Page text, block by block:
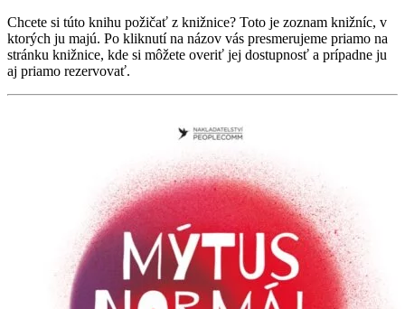
Chcete si túto knihu požičať z knižnice? Toto je zoznam knižníc, v
ktorých ju majú. Po kliknutí na názov vás presmerujeme priamo na
stránku knižnice, kde si môžete overiť jej dostupnosť a prípadne ju
aj priamo rezervovať.